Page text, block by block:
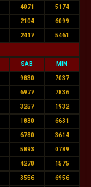
4071 5174
2104 6099
2417 5461
SAB MIN
9830 7037
6977 7836
3257 1932
1830 6631
6780 3614
5893 0789
4270 1575
3556 6956